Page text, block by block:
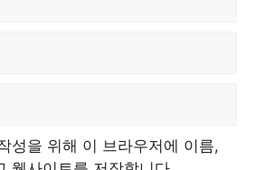
성을 위해 이 브라우저에 이름,